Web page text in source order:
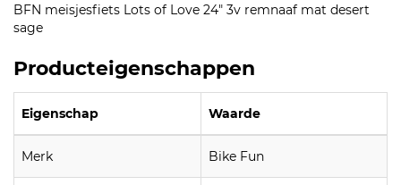
BFN meisjesfiets Lots of Love 24" 3v remnaaf mat desert
sage
Producteigenschappen
Eigenschap Waarde
Merk Bike Fun